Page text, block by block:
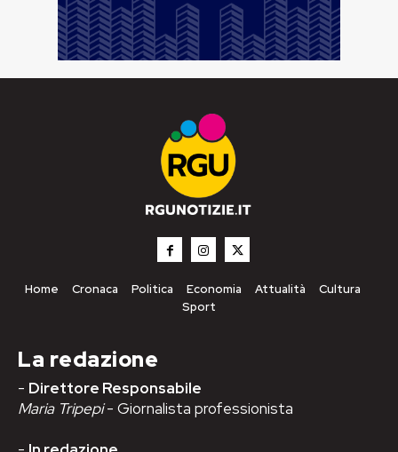
Home Cronaca Politica Economia Attualità
Cultura
Sport
La redazione
- Direttore Responsabile
Maria Tripepi- Giornalista professionista